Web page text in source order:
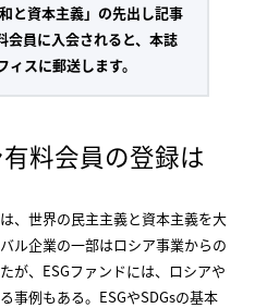
と資本主義」の先出し記事
会員に入会されると、本誌
スに郵送します。
料会員の登録は
、世界の民主主義と資本主義を大
ル企業の一部はロシア事業からの
が、ESGファンドには、ロシアや
事例もある。ESGやSDGsの基本